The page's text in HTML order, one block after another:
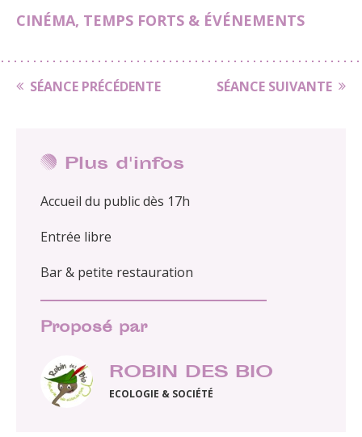
CINÉMA, TEMPS FORTS & ÉVÉNEMENTS
SÉANCE PRÉCÉDENTE SÉANCE SUIVANTE
Plus d'infos
Accueil du public dès 17h
Entrée libre
Bar & petite restauration
Proposé par
ROBIN DES BIO
ECOLOGIE & SOCIÉTÉ